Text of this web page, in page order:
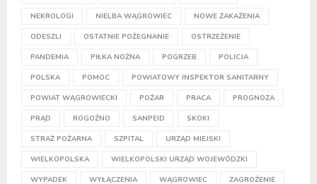
NEKROLOGI NIELBA WĄGROWIEC NOWE ZAKAŻENIA
ODESZLI OSTATNIE POŻEGNANIE OSTRZEŻENIE
PANDEMIA PIŁKA NOŻNA POGRZEB POLICJA
POLSKA POMOC POWIATOWY INSPEKTOR SANITARNY
POWIAT WĄGROWIECKI POŻAR PRACA PROGNOZA
PRĄD ROGOŹNO SANPEID SKOKI
STRAŻ POŻARNA SZPITAL URZĄD MIEJSKI
WIELKOPOLSKA WIELKOPOLSKI URZĄD WOJEWÓDZKI
WYPADEK WYŁĄCZENIA WĄGROWIEC ZAGROŻENIE